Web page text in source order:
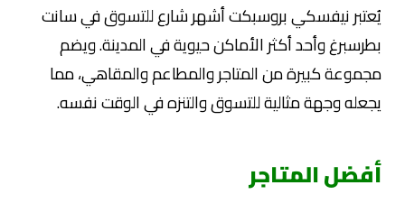
يُعتبر نيفسكي بروسبكت أشهر شارع للتسوق في سانت
بطرسبرغ وأحد أكثر الأماكن حيوية في المدينة. ويضم
مجموعة كبيرة من المتاجر والمطاعم والمقاهي، مما
يجعله وجهة مثالية للتسوق والتنزه في الوقت نفسه.
أفضل المتاجر